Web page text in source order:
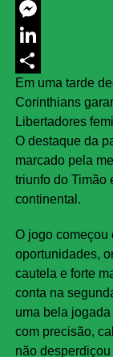
Twitter
Messenger
LinkedIn
Share
Em uma tarde
Corinthians
Libertadores
O destaque da
marcado pela
triunfo do Timão
continental.
O jogo começou
oportunidades,
cautela e forte
conta na
uma bela
com precisão,
não